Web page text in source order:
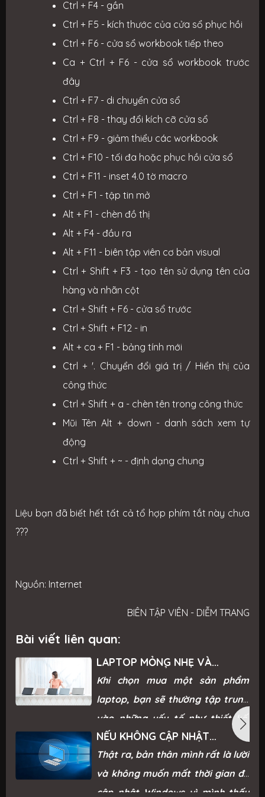
Ctrl + F4 - gần
Ctrl + F5 - kích thước của cửa sổ phục hồi
Ctrl + F6 - cửa sổ workbook tiếp theo
Ca + Ctrl + F6 - cửa sổ workbook trước
đây
Ctrl + F7 - di chuyển cửa sổ
Ctrl + F8 - thay đổi kích cỡ cửa sổ
Ctrl + F9 - giảm thiểu các workbook
Ctrl + F10 - tối đa hoặc phục hồi cửa sổ
Ctrl + F11 - inset 4.0 tờ macro
Ctrl + F1 - tập tin mở
Alt + F1 - chèn đồ thị
Alt + F4 - đầu ra
Alt + F11 - biên tập viên cơ bản visual
Ctrl + Shift + F3 - tạo tên sử dụng tên của
hàng và nhãn cột
Ctrl + Shift + F6 - cửa sổ trước
Ctrl + Shift + F12 - in
Alt + ca + F1 - bảng tính mới
Ctrl + '. Chuyển đổi giá trị / Hiển thị của
công thức
Ctrl + Shift + a - chèn tên trong công thức
Mũi Tên Alt + down - danh sách xem tự
động
Ctrl + Shift + ~ - định dạng chung
Liệu bạn đã biết hết tất cả tổ hợp phím tắt này chưa
???
Nguồn: Internet
BIÊN TẬP VIÊN - DIỄM TRANG
Bài viết liên quan:
LAPTOP MỎNG NHẸ VÀ
NHỮNG ƯU ĐIỂM KHIẾN CUỘC
SỐNG DỄ DÀNG HƠN
Khi chọn mua một sản phẩm
laptop, bạn sẽ thường tập trung
vào những yếu tố như thiết kế,
giá cả, hiệu năng,... để quyết định.
Vậy nhà sản xuất đưa ra yếu tố
mỏng nhẹ vì sao lại được ưa
chuộng đến thế, hãy cùng tham
NẾU KHÔNG CẬP NHẬT
WINDOWS THÌ MÁY TÍNH CỦA
BẠN SẼ RA SAO? CÙNG TÌM
ĐÁP ÁN TẠI ĐÂY
Thật ra, bản thân mình rất là lười
và không muốn mất thời gian để
cập nhật Windows vì mình thấy